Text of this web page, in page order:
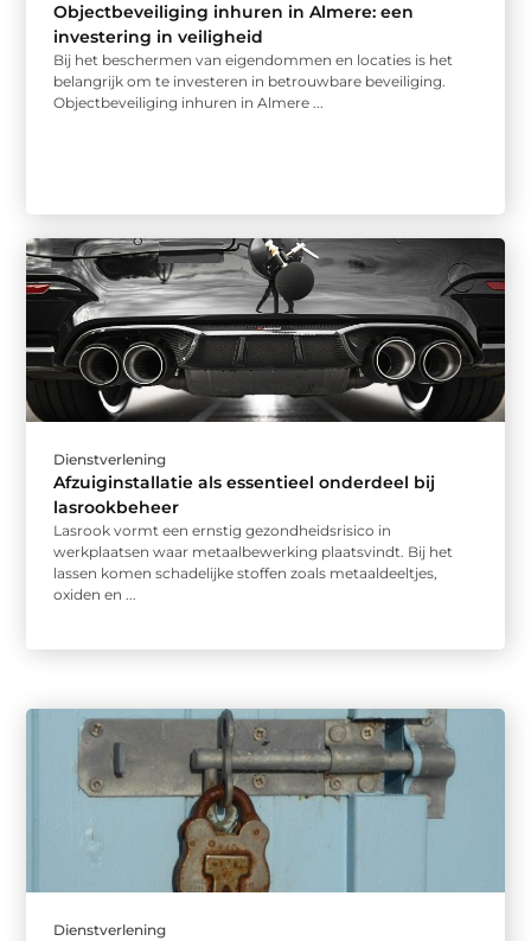
Objectbeveiliging inhuren in Almere: een
investering in veiligheid
Bij het beschermen van eigendommen en locaties is het
belangrijk om te investeren in betrouwbare beveiliging.
Objectbeveiliging inhuren in Almere ...
Dienstverlening
Afzuiginstallatie als essentieel onderdeel bij
lasrookbeheer
Lasrook vormt een ernstig gezondheidsrisico in
werkplaatsen waar metaalbewerking plaatsvindt. Bij het
lassen komen schadelijke stoffen zoals metaaldeeltjes,
oxiden en ...
Dienstverlening